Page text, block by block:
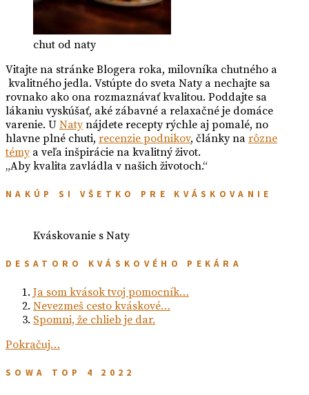
chut od naty
Vitajte na stránke Blogera roka, milovníka chutného a
kvalitného jedla. Vstúpte do sveta Naty a nechajte sa
rovnako ako ona rozmaznávať kvalitou. Poddajte sa
lákaniu vyskúšať, aké zábavné a relaxačné je domáce
varenie. U Natynájdete recepty rýchle aj pomalé, no
hlavne plné chuti, recenzie podnikov, články na rôzne
témya veľa inšpirácie na kvalitný život.
„Aby kvalita zavládla v našich životoch.“
NAKÚP SI VŠETKO PRE KVÁSKOVANIE
Kváskovanie s Naty
DESATORO KVÁSKOVÉHO PEKÁRA
Ja som kvások tvoj pomocník…
Nevezmeš cesto kváskové…
Spomni, že chlieb je dar.
Pokračuj…
SOWA TOP 4 2022